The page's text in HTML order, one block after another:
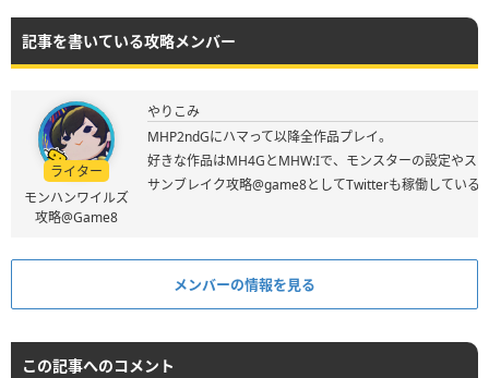
記事を書いている攻略メンバー
ライター
モンハンワイルズ
攻略@Game8
やりこみ
MHP2ndGにハマって以降全作品プレイ。
好きな作品はMH4GとMHW:Iで、モンスターの設定やス
サンブレイク攻略@game8としてTwitterも稼働している
メンバーの情報を見る
この記事へのコメント